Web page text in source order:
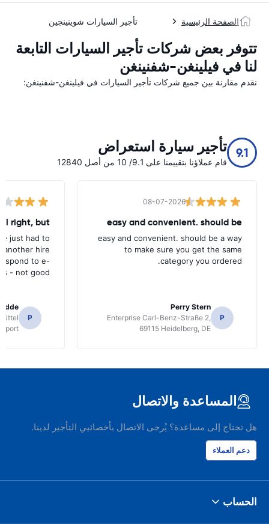
الصفحة الرئيسية تأجير السيارات شوينينجين
تتوفر بعض شركات تأجير السيارات التابعة
لنا في فيلينغن-شفنينغن
نقدم مقارنة بين جميع شركات تأجير السيارات في فيلينغن-شفنينغن:
9.1 تأجير سيارة استعراض
قام عملاؤنا بتقييمنا على 9.1/ 10 من أصل 12840
08-07-2026
easy and convenient. should be
easy and convenient. should be a way
to make sure you get the same
category you ordered.
P
Perry Stern
Enterprise Carl-Benz-Straße 2,
69115 Heidelberg, DE
right, but
just had to
another hire
to e-
- not good.
P
المساعدة والاتصال
هل تحتاج إلى مساعدة؟ يُرجى الاتصال بأخصائيي التأجير لدينا.
دعم العملاء
الحساب